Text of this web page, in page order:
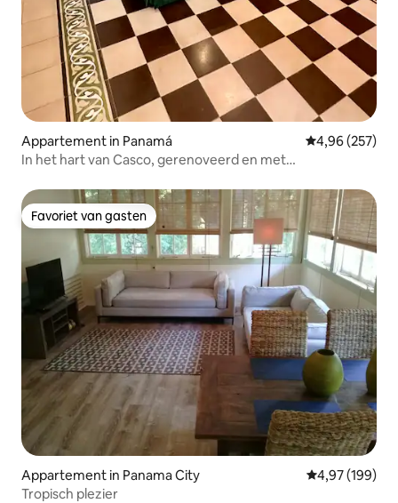
Appartement in Panamá Gemiddelde
4,96 (257)
In het hart van Casco, gerenoveerd en met
Favoriet van gasten
Favoriet van gasten
Appartement in Panama City Gemiddelde
4,97 (199)
Tropisch plezier